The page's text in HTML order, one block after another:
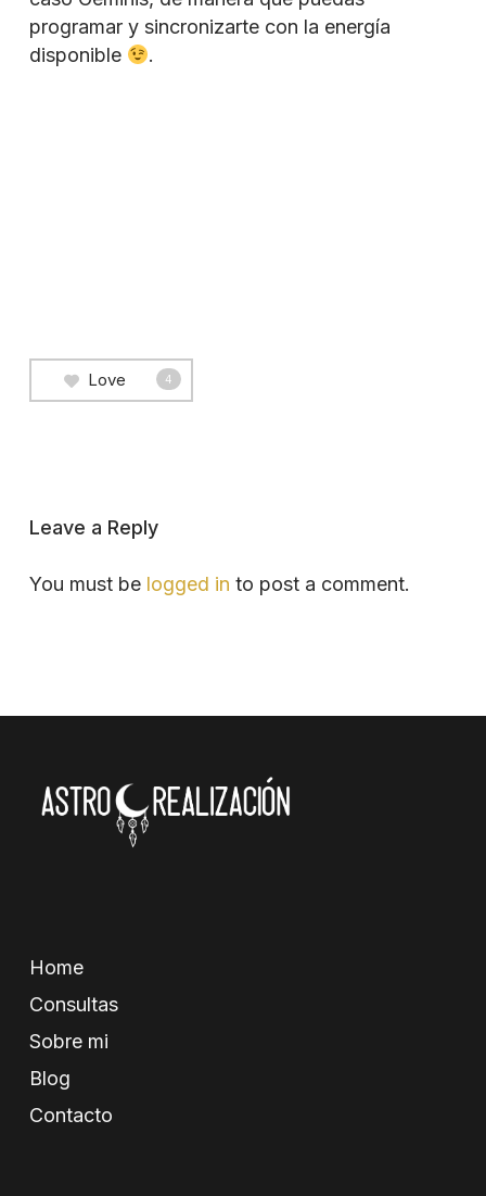
programar y sincronizarte con la energía
disponible
.
Love 4
Leave a Reply
You must be logged in to post a comment.
Home
Consultas
Sobre mi
Blog
Contacto